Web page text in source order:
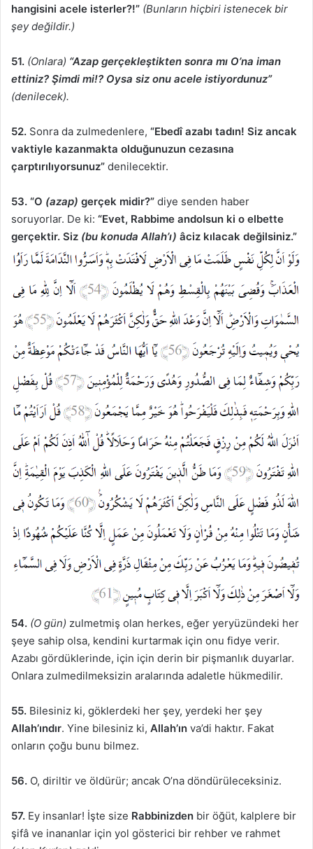
hangisini acele isterler?!” (Bunların hiçbiri istenecek bir
şey değildir.)
51. (Onlara) “Azap gerçekleştikten sonra mı O’na iman
ettiniz? Şimdi mi!? Oysa siz onu acele istiyordunuz”
(denilecek).
52. Sonra da zulmedenlere, “Ebedî azabı tadın! Siz ancak
vaktiyle kazanmakta olduğunuzun cezasına
çarptırılıyorsunuz” denilecektir.
53. “O (azap) gerçek midir?” diye senden haber
soruyorlar. De ki: “Evet, Rabbime andolsun ki o elbette
gerçektir. Siz (bu konuda Allah’ı) âciz kılacak değilsiniz.”
54. (O gün) zulmetmiş olan herkes, eğer yeryüzündeki her
şeye sahip olsa, kendini kurtarmak için onu fidye verir.
Azabı gördüklerinde, için için derin bir pişmanlık duyarlar.
Onlara zulmedilmeksizin aralarında adaletle hükmedilir.
55. Bilesiniz ki, göklerdeki her şey, yerdeki her şey
Allah’ındır. Yine bilesiniz ki, Allah’ın va’di haktır. Fakat
onların çoğu bunu bilmez.
56. O, diriltir ve öldürür; ancak O’na döndürüleceksiniz.
57. Ey insanlar! İşte size Rabbinizden bir öğüt, kalplere bir
şifâ ve inananlar için yol gösterici bir rehber ve rahmet